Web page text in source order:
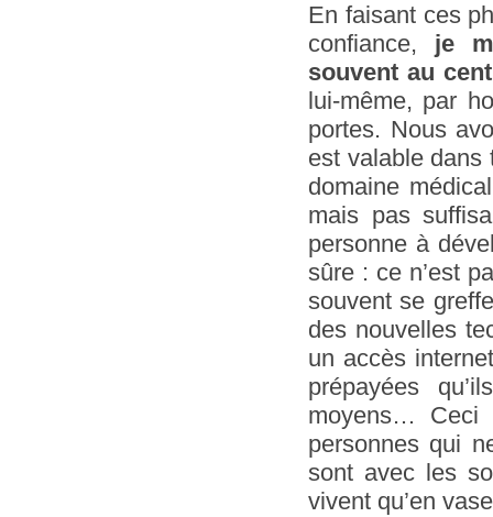
En faisant ces
confiance, je
souvent au
lui-même, par
portes. Nous
est valable dans
domaine
mais pas
personne à
sûre : ce n’est
souvent se
des nouvelles
un accès
prépayées
moyens… Ceci
personnes qui
sont avec les
vivent qu’en